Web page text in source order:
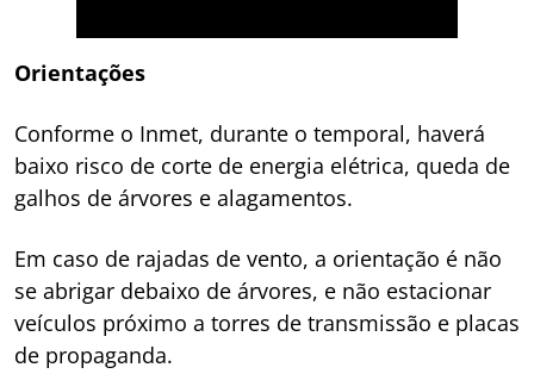
Orientações
Conforme o Inmet, durante o temporal, haverá
baixo risco de corte de energia elétrica, queda de
galhos de árvores e alagamentos.
Em caso de rajadas de vento, a orientação é não
se abrigar debaixo de árvores, e não estacionar
veículos próximo a torres de transmissão e placas
de propaganda.